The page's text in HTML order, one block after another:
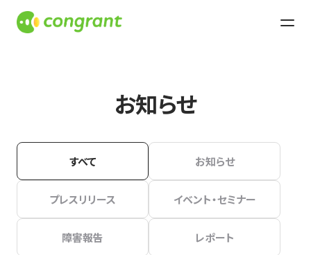
お知らせ
すべて お知らせ
プレスリリース イベント・セミナー
障害報告 レポート